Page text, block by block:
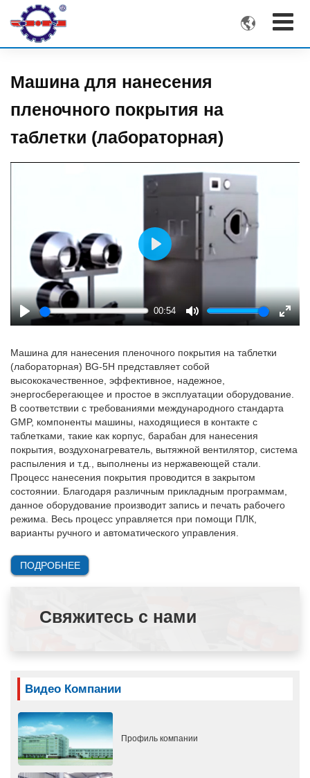

Машина для нанесения
пленочного покрытия на
таблетки (лабораторная)
Play
00:54
Mute
Enter
Play
Машина для нанесения пленочного покрытия на таблетки
(лабораторная) BG-5H представляет собой
высококачественное, эффективное, надежное,
энергосберегающее и простое в эксплуатации оборудование.
В соответствии с требованиями международного стандарта
GMP, компоненты машины, находящиеся в контакте с
таблетками, такие как корпус, барабан для нанесения
покрытия, воздухонагреватель, вытяжной вентилятор, система
распыления и т.д., выполнены из нержавеющей стали.
Процесс нанесения покрытия проводится в закрытом
состоянии. Благодаря различным прикладным программам,
данное оборудование производит запись и печать рабочего
режима. Весь процесс управляется при помощи ПЛК,
варианты ручного и автоматического управления.
ПОДРОБНЕЕ
Свяжитесь с нами
Видео Компании
Профиль компании